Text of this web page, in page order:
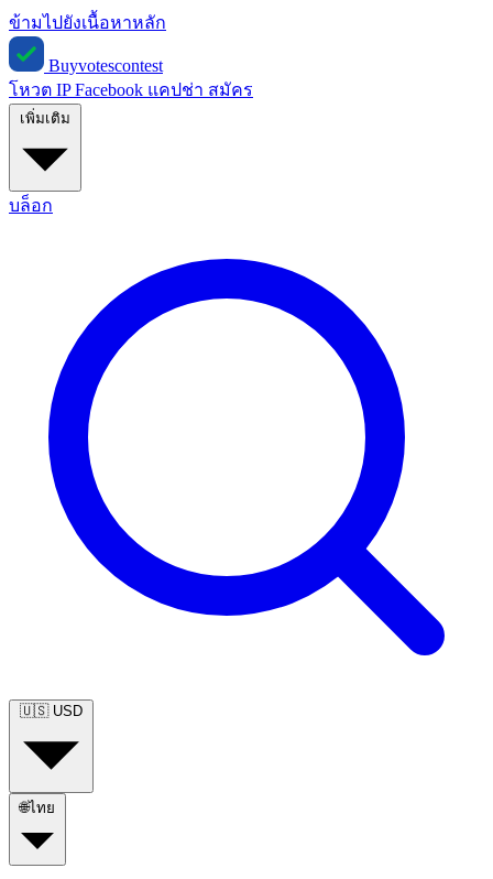
ข้ามไปยังเนื้อหาหลัก
Buyvotescontest
โหวต IPFacebook แคปช่า สมัคร
บล็อก
🇺🇸 USD
🌐ไทย